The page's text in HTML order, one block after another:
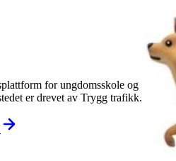
for ungdomsskole og
er drevet av Trygg trafikk.